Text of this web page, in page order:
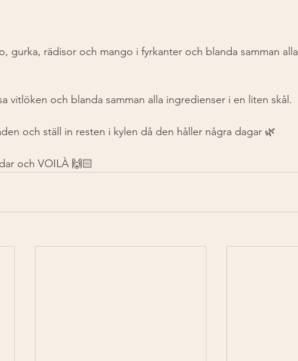
gurka, rädisor och mango i fyrkanter och blanda samman alla
vitlöken och blanda samman alla ingredienser i en liten skål.
och ställ in resten i kylen då den håller några dagar 🌿
och VOILÀ 🙌🏻